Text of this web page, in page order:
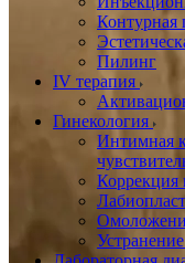
Контурная
Пилинг
IV терапия
Гинекология
Интимная